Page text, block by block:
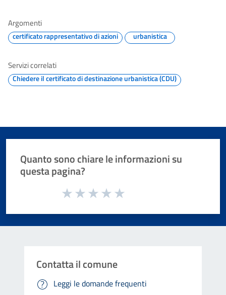
Argomenti
certificato rappresentativo di azioni urbanistica
Servizi correlati
Chiedere il certificato di destinazione urbanistica (CDU)
Quanto sono chiare le informazioni su
questa pagina?
Valuta da 1 a 5 stelle la pagina
Contatta il comune
Leggi le domande frequenti